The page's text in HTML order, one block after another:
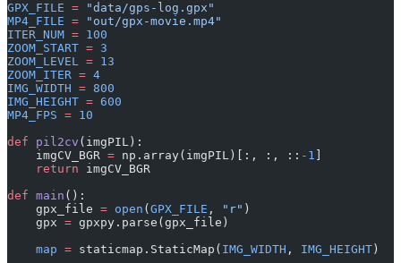
GPX_FILE = "data/gps-log.gpx"
MP4_FILE = "out/gpx-movie.mp4"
ITER_NUM = 100
ZOOM_START = 3
ZOOM_LEVEL = 13
ZOOM_ITER = 4
IMG_WIDTH = 800
IMG_HEIGHT = 600
MP4_FPS = 10
def pil2cv (imgPIL):
    imgCV_BGR
= np.array(imgPIL)[:, :, :: - 1
    return
imgCV_BGR
def main ():
    gpx_file
= open ( GPX_FILE , "r" )
    gpx
= gpxpy.parse(gpx_file)
    map
= staticmap.StaticMap( IMG_WIDTH , IMG_HEIGHT )